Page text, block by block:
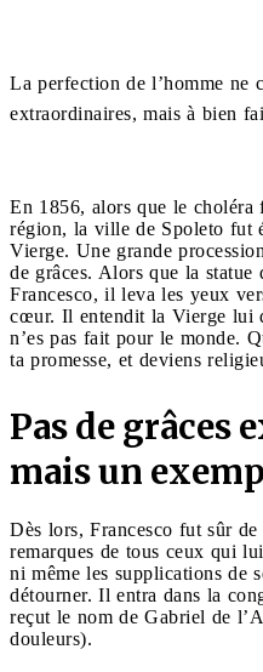
La perfection de l’homme ne
extraordinaires, mais à bien
En 1856, alors que le choléra
région, la ville de Spoleto fut
Vierge. Une grande
de grâces. Alors que la statue
Francesco, il leva les yeux
cœur. Il entendit la Vierge lui
n’es pas fait pour le monde.
ta promesse, et deviens
Pas de grâces
mais un
Dès lors, Francesco fut sûr
remarques de tous ceux qui
ni même les supplications de
détourner. Il entra dans la
reçut le nom de Gabriel de
douleurs).